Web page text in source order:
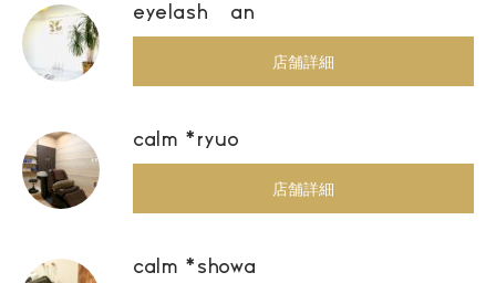
eyelash an
店舗詳細
calm *ryuo
店舗詳細
calm *showa